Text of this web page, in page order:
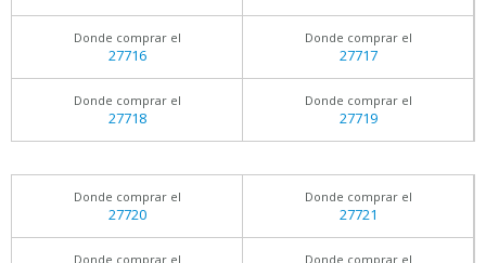
Donde comprar el
27716
Donde comprar el
27717
Donde comprar el
27718
Donde comprar el
27719
Donde comprar el
27720
Donde comprar el
27721
Donde comprar el Donde comprar el